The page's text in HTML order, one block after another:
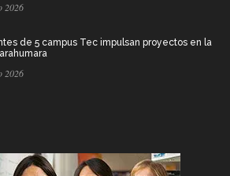
2026
de 5 campus Tec impulsan proyectos en la
2026